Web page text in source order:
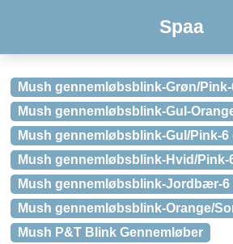
Spaa
Mush gennemløbsblink-Grøn/Pink-
Mush gennemløbsblink-Gul-
Mush gennemløbsblink-Gul/Pink-6
Mush gennemløbsblink-Hvid/Pink-
Mush gennemløbsblink-Jordbær-6
Mush gennemløbsblink-Orange/
Mush P&T Blink Gennemløber